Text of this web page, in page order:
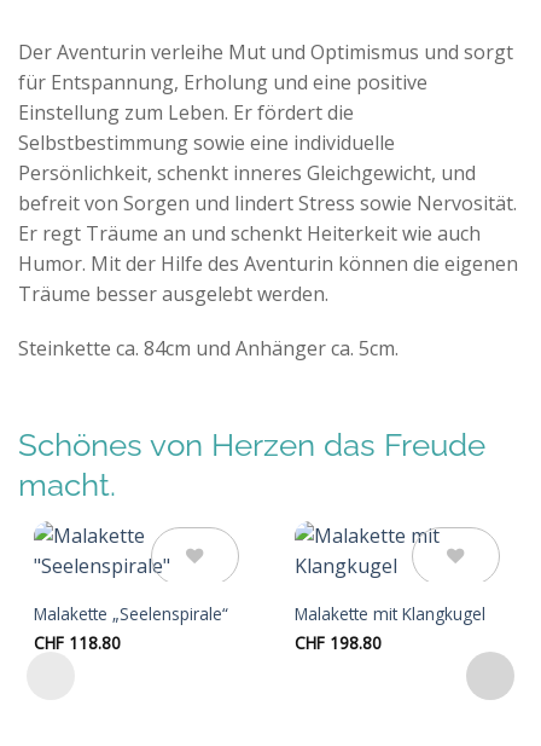
Der Aventurin verleihe Mut und Optimismus und sorgt
für Entspannung, Erholung und eine positive
Einstellung zum Leben. Er fördert die
Selbstbestimmung sowie eine individuelle
Persönlichkeit, schenkt inneres Gleichgewicht, und
befreit von Sorgen und lindert Stress sowie Nervosität.
Er regt Träume an und schenkt Heiterkeit wie auch
Humor. Mit der Hilfe des Aventurin können die eigenen
Träume besser ausgelebt werden.
Steinkette ca. 84cm und Anhänger ca. 5cm.
Schönes von Herzen das Freude
macht.
Wunschliste
Malakette „Seelenspirale“
CHF118.80
Wunschliste
Malakette mit Klangkugel
CHF 198.80